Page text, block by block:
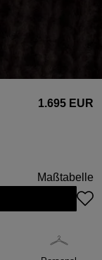
1.695 EUR
Maßtabelle